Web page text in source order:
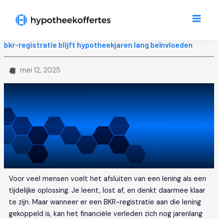
bkr-registratie blijft hypotheekjaren lang beïnvloeden
mei 12, 2025
Voor veel mensen voelt het afsluiten van een lening als een
tijdelijke oplossing. Je leent, lost af, en denkt daarmee klaar
te zijn. Maar wanneer er een BKR-registratie aan die lening
gekoppeld is, kan het financiële verleden zich nog jarenlang